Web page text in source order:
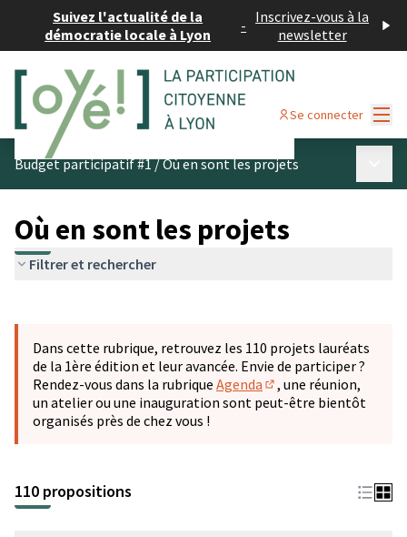
Suivez l'actualité de la
démocratie locale à Lyon
- Inscrivez-vous à la
newsletter
Se connecter
Budget participatif #1/Où en sont les projets
Où en sont les projets
Filtrer et rechercher
−
Dans cette rubrique, retrouvez les 110 projets lauréats
de la 1ère édition et leur avancée. Envie de participer ?
Rendez-vous dans la rubrique Agenda
(S'ouvre dans un
, une réunion,
un atelier ou une inauguration sont peut-être bientôt
organisés près de chez vous !
110 propositions